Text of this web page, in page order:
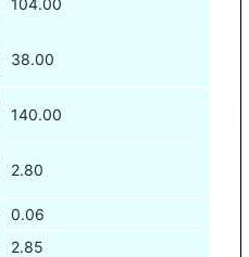
38.00
140.00
2.80
0.06
2.85